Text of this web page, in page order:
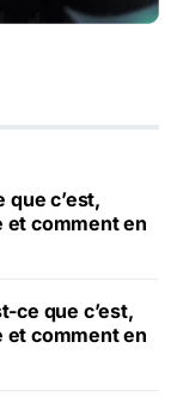
que c’est,
et comment en
ce que c’est,
et comment en